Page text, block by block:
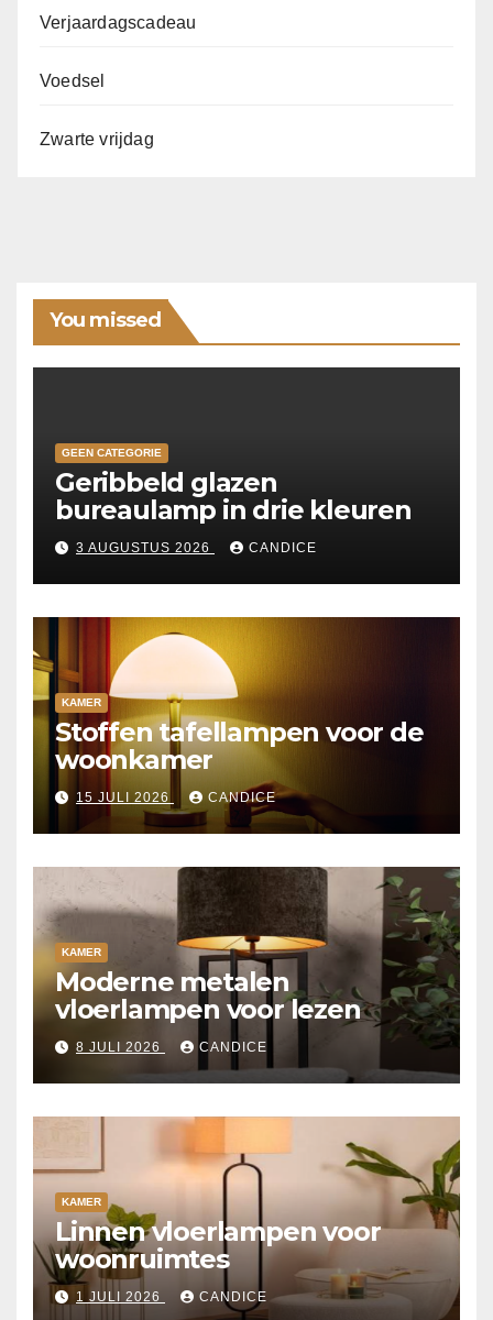
Verjaardagscadeau
Voedsel
Zwarte vrijdag
You missed
GEEN CATEGORIE
Geribbeld glazen
bureaulamp in drie kleuren
3 AUGUSTUS 2026 CANDICE
KAMER
Stoffen tafellampen voor de
woonkamer
15 JULI 2026 CANDICE
KAMER
Moderne metalen
vloerlampen voor lezen
8 JULI 2026 CANDICE
KAMER
Linnen vloerlampen voor
woonruimtes
1 JULI 2026 CANDICE